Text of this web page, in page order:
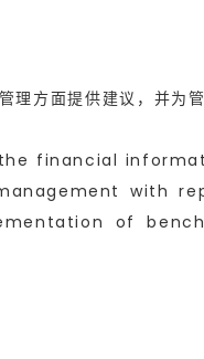
方面提供建议，并为
financial
with
of